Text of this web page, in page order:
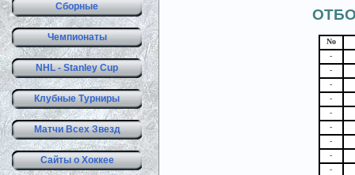
Сборные
Чемпионаты
NHL - Stanley Cup
Клубные Турниры
Матчи Всех Звезд
Сайты о Хоккее
No
-
-
-
-
-
-
-
-
-